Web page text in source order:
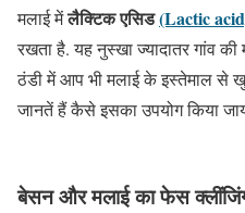
मलाई मेंलैक्टिक एसिड(Lactic
रखता है. यह नुस्खा ज्यादातर गांव
ठंडी में आप भी मलाई के इस्तेमाल से
जानतें हैं कैसे इसका उपयोग किया
बेसन और मलाई का फेस